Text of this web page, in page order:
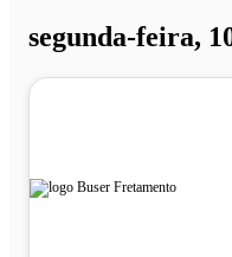
segunda-feira,